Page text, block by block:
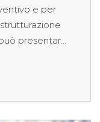
e per
presentar...